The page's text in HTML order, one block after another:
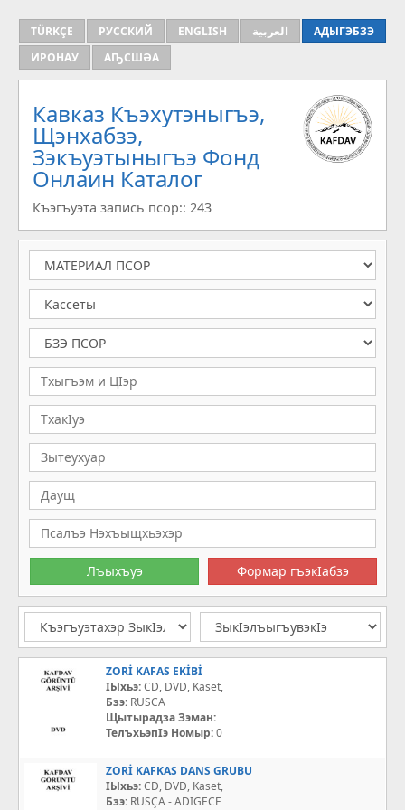
TÜRKÇE РУССКИЙ ENGLISH العربية
АДЫГЭБЗЭ
ИРОНАУ
АҦСШӘА
Кавказ Къэхутэныгъэ,
Щэнхабзэ,
Зэкъуэтыныгъэ Фонд
Онлаин Каталог
Къэгъуэта запись псор:: 243
ZORİ KAFAS EKİBİ
IЫхьэ:CD, DVD, Kaset,
Бзэ: RUSCA
Щытырадза Зэман:
ТелъхьэпIэ Номыр:0
ZORİ KAFKAS DANS GRUBU
IЫхьэ:CD, DVD, Kaset,
Бзэ: RUSÇA - ADIGECE